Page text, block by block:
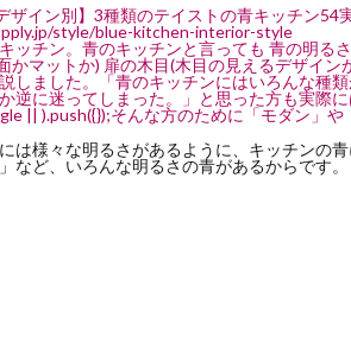
ザイン別】3種類のテイストの青キッチン54
style/blue-kitchen-interior-style
ッチン。青のキッチンと言っても 青の明る
かマットか) 扉の木目(木目の見えるデザイ
しました。「青のキッチンにはいろんな種
逆に迷ってしまった。」と思った方も実際
|| ).push({});そんな方のために「モダン」や
は様々な明るさがあるように、キッチンの
など、いろんな明るさの青があるからです。